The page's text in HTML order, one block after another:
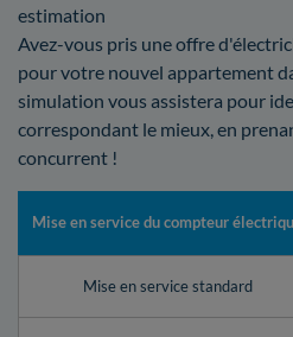
estimation
Avez-vous pris une offre
pour votre nouvel appartement
simulation vous assistera pour
correspondant le mieux, en
concurrent !
Mise en service du compteur
Mise en service standard